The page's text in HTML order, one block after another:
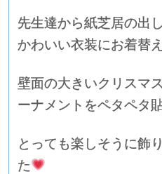
先生達から紙芝居の出
かわいい衣装にお着替
壁面の大きいクリスマ
ーナメントをペタペタ
とっても楽しそうに飾
た